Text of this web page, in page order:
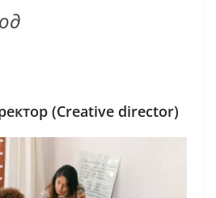
(Creative director)